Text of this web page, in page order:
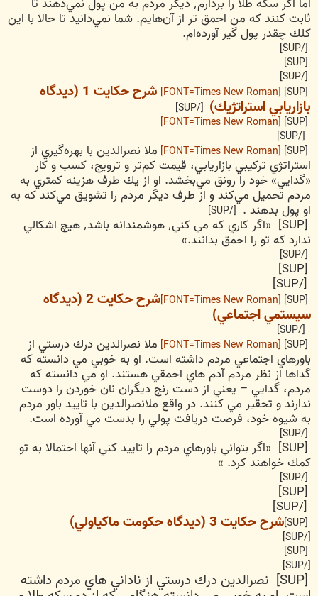
ثابت كنند كه من احمق تر از آن‌هايم. شما نمي‌دانيد تا حالا با اين
كلك چقدر پول گير آورده‌ام.
[/SUP]
[SUP]
[/SUP]
[SUP]
[FONT=Times New Roman] شرح حكايت 1 (ديدگاه
بازاريابي استراتژيك) [/SUP]
[SUP]
[FONT=Times New Roman]
[/SUP]
[SUP]
[FONT=Times New Roman] ملا نصرالدين با بهره‌گيري از
استراتژي تركيبي بازاريابي، قيمت كم‌تر و ترويج، كسب و كار
«گدايي» خود را رونق مي‌بخشد. او از يك طرف هزينه كمتري به
مردم تحميل مي‌كند و از طرف ديگر مردم را تشويق مي‌كند كه به
او پول بدهند . [/SUP]
[SUP] «اگر كاري كه مي كني٬ هوشمندانه باشد٬ هيچ اشكالي
ندارد كه تو را احمق بدانند.»
[/SUP]
[SUP]
[/SUP]
[SUP]
[FONT=Times New Roman] شرح حكايت 2 (ديدگاه
سيستمي اجتماعي)
[/SUP]
[SUP]
[FONT=Times New Roman] ملا نصرالدين درك درستي از
باورهاي اجتماعي مردم داشته است. او به خوبي مي دانسته كه
گداها از نظر مردم آدم هاي احمقي هستند. او مي دانسته كه
مردم، گدايي – يعني از دست رنج ديگران نان خوردن را دوست
ندارند و تحقير مي كنند. در واقع ملانصرالدين با تاييد باور مردم
به شيوه خود، فرصت دريافت پولي را بدست مي آورده است.
[/SUP]
[SUP] «اگر بتواني باورهاي مردم را تاييد كني آنها احتمالا به تو
كمك خواهند كرد. »
[/SUP]
[SUP]
[/SUP]
[SUP] شرح حكايت 3 (ديدگاه حكومت ماكياولي)
[/SUP]
[SUP]
[/SUP]
[SUP] نصرالدين درك درستي از ناداني هاي مردم داشته